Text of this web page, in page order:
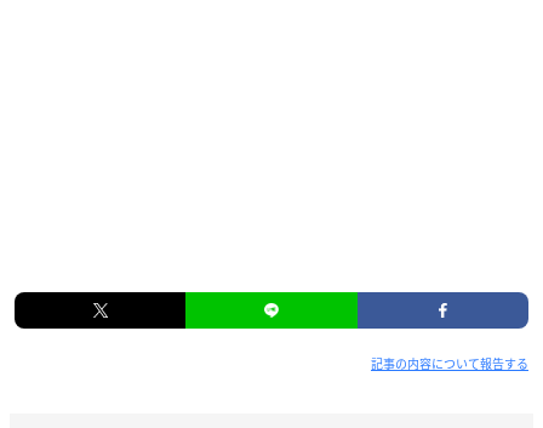
記事の内容について報告する